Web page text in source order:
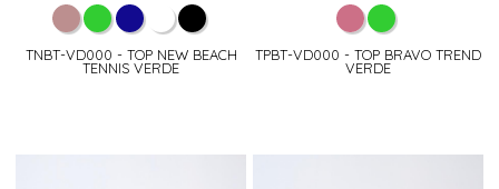
TNBT-VD000 - TOP NEW BEACH
TENNIS VERDE
TPBT-VD000 - TOP BRAVO TREND
VERDE